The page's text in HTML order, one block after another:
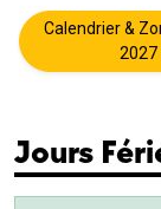
Calendrier &
2027
Jours